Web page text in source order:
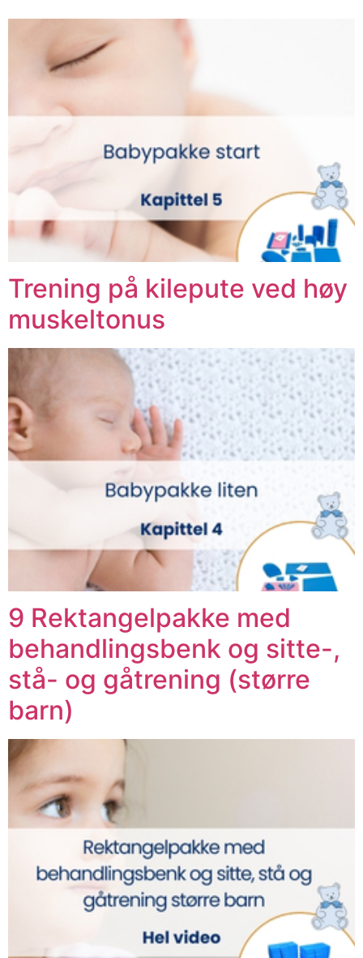
Trening på kilepute ved høy
muskeltonus
9 Rektangelpakke med
behandlingsbenk og sitte-,
stå- og gåtrening (større
barn)